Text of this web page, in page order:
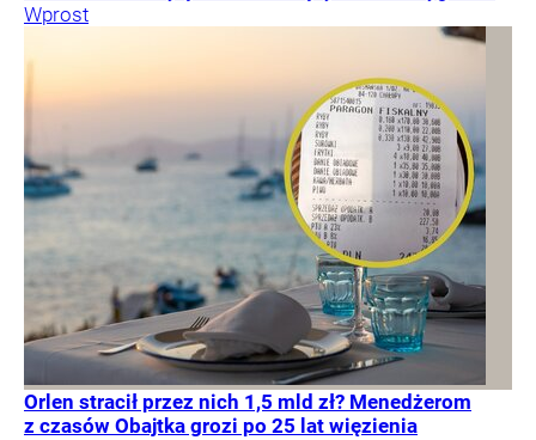
Wprost
Orlen stracił przez nich 1,5 mld zł? Menedżerom
z czasów Obajtka grozi po 25 lat więzienia